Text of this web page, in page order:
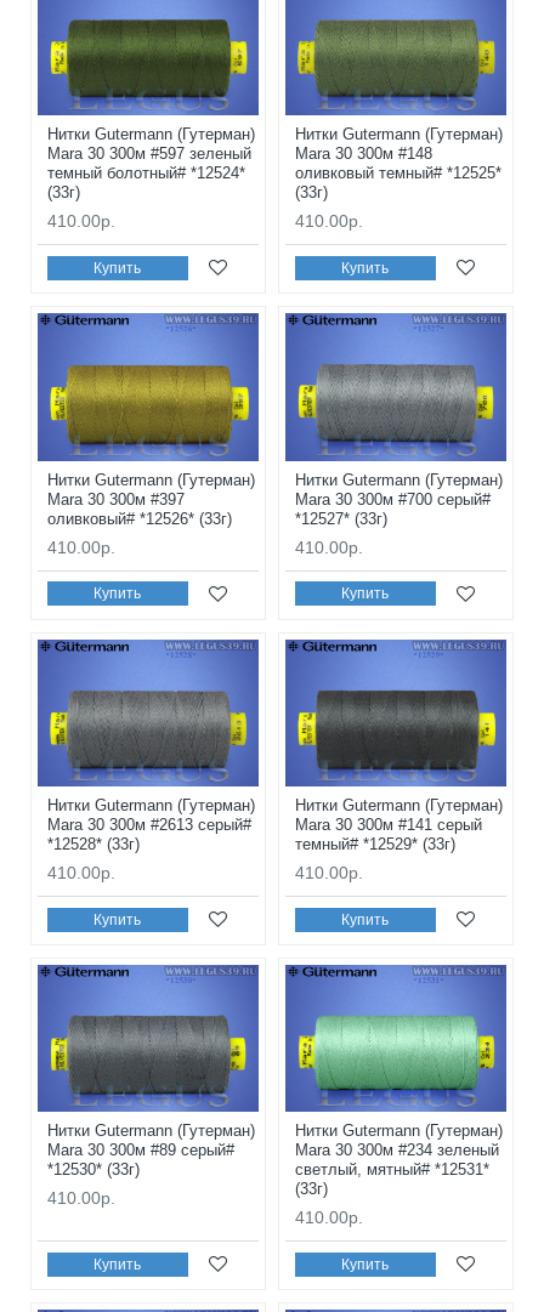
Нитки Gutermann (Гутерман)
Mara 30 300м #597 зеленый
темный болотный# *12524*
(33г)
410.00р.
Купить
Нитки Gutermann (Гутерман)
Mara 30 300м #148
оливковый темный# *12525*
(33г)
410.00р.
Купить
Нитки Gutermann (Гутерман)
Mara 30 300м #397
оливковый# *12526* (33г)
410.00р.
Купить
Нитки Gutermann (Гутерман)
Mara 30 300м #700 серый#
*12527* (33г)
410.00р.
Купить
Нитки Gutermann (Гутерман)
Mara 30 300м #2613 серый#
*12528* (33г)
410.00р.
Купить
Нитки Gutermann (Гутерман)
Mara 30 300м #141 серый
темный# *12529* (33г)
410.00р.
Купить
Нитки Gutermann (Гутерман)
Mara 30 300м #89 серый#
*12530* (33г)
410.00р.
Купить
Нитки Gutermann (Гутерман)
Mara 30 300м #234 зеленый
светлый, мятный# *12531*
(33г)
410.00р.
Купить